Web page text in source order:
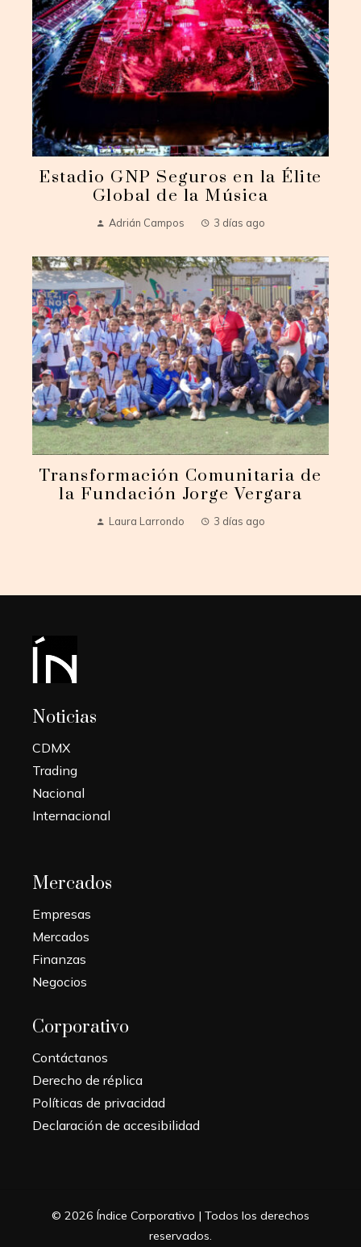
Estadio GNP Seguros en la Élite
Global de la Música
Adrián Campos 3 días ago
Transformación Comunitaria de
la Fundación Jorge Vergara
Laura Larrondo 3 días ago
Noticias
CDMX
Trading
Nacional
Internacional
Mercados
Empresas
Mercados
Finanzas
Negocios
Corporativo
Contáctanos
Derecho de réplica
Políticas de privacidad
Declaración de accesibilidad
© 2026 Índice Corporativo | Todos los derechos
reservados.